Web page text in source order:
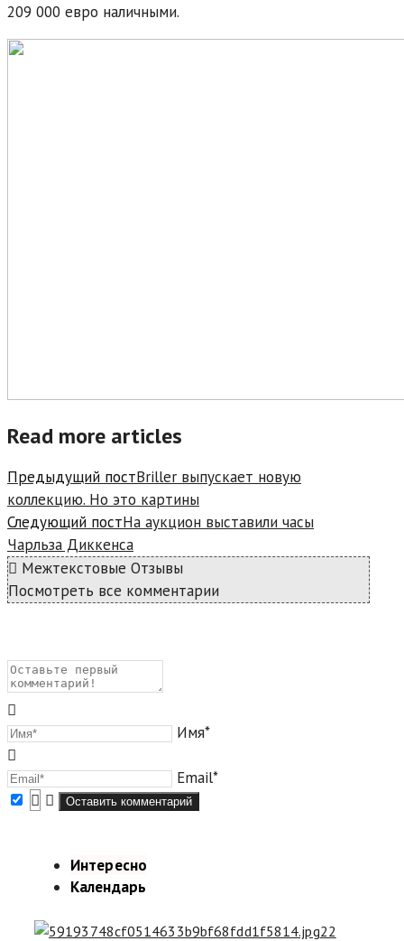
209 000 евро наличными.
Read more articles
Предыдущий постBriller выпускает новую
коллекцию. Но это картины
Следующий постНа аукцион выставили часы
Чарльза Диккенса
Межтекстовые Отзывы
Посмотреть все комментарии
Имя*
Email*
Интересно
Календарь
22